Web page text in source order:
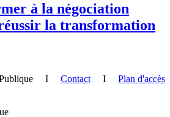
à la négociation
la transformation
Publique I Contact I Plan d'accès